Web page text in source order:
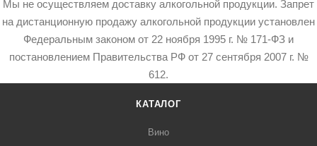
Мы не осуществляем доставку алкогольной продукции. Запрет
на дистанционную продажу алкогольной продукции установлен
Федеральным законом от 22 ноября 1995 г. № 171-ФЗ и
постановлением Правительства РФ от 27 сентября 2007 г. №
612.
КАТАЛОГ
Вино